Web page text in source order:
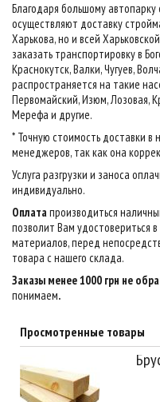
Благодаря большому
осуществляют доставку
Харькова, но и всей
заказать транспортировку в
Краснокутск, Валки, Чугуев,
распространяется на такие
Первомайский, Изюм, Лозовая,
Мерефа и другие.
* Точную стоимость доставки в
менеджеров, так как она
Услуга разгрузки и заноса
индивидуально.
Оплатапроизводиться
позволит Вам удостовериться
материалов, перед
товара с нашего склада.
Заказы менее 1000 грн не
понимаем.
Просмотренные товары